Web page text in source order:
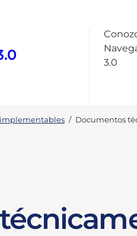
3.0
implementables / Documentos